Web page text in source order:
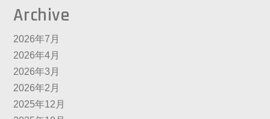
Archive
2026年7月
2026年4月
2026年3月
2026年2月
2025年12月